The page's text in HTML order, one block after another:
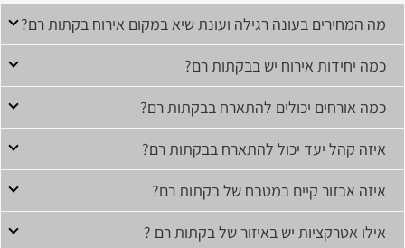
מה המחירים בעונה רגילה ועונת שיא במקום אירוח בקתות רם?
כמה יחידות אירוח יש בבקתות רם?
כמה אורחים יכולים להתארח בבקתות רם?
איזה קהל יעד יכול להתארח בבקתות רם?
איזה אבזור קיים במטבח של בקתות רם?
אילו אטרקציות יש באיזור של בקתות רם ?